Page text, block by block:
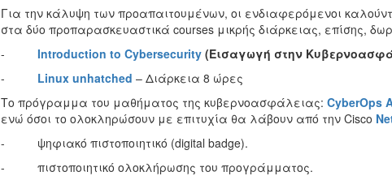
Για την κάλυψη των προαπαιτουμένων, οι ενδιαφερόμενοι
στα δύο προπαρασκευαστικά courses μικρής διάρκειας, επίσης,
- Introduction to Cybersecurity(Εισαγωγή στην
- Linux unhatched – Διάρκεια 8 ώρες
Το πρόγραμμα του μαθήματος της κυβερνοασφάλειας: CyberOps
ενώ όσοι το ολοκληρώσουν με επιτυχία θα λάβουν από την Cisco
- ψηφιακό πιστοποιητικό (digital badge).
- πιστοποιητικό ολοκλήρωσης του προγράμματος.